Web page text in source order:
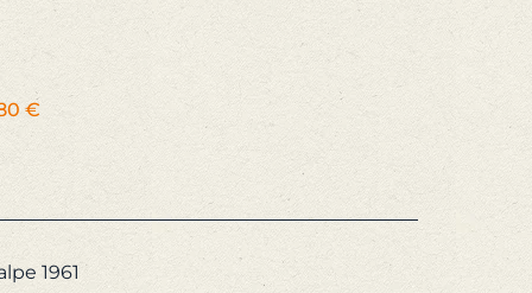
€.
€El
precio
actual
es:
3,80 €.
1961